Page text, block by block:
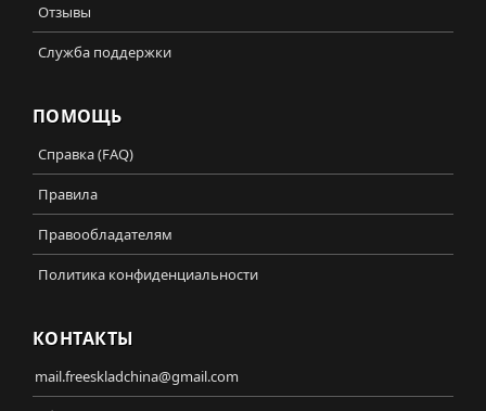
Отзывы
Служба поддержки
ПОМОЩЬ
Справка (FAQ)
Правила
Правообладателям
Политика конфиденциальности
КОНТАКТЫ
mail.freeskladchina@gmail.com